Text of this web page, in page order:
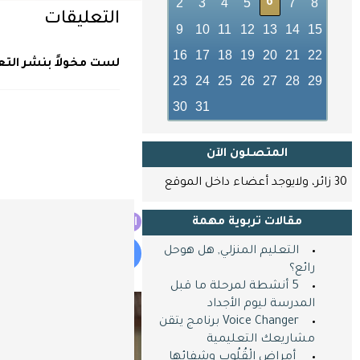
جلسات
نضع الخبرة
2
3 4 5 6 7
8
9
10 11 12 13 14
15
16
17 18 19 20 21
22
23
24 25 26 27 28
29
30
31
المتصلون اﻵن
30 زائر، ولايوجد أعضاء داخل الموقع
مقالات تربوية مهمة
التعليم المنزلي, هل هوحل
رائع؟
5 أنشطة لمرحلة ما قبل
المدرسة ليوم الأجداد
Voice Changer برنامج يتقن
مشاريعك التعليمية
التعليقات
لست مخولاً بنشر